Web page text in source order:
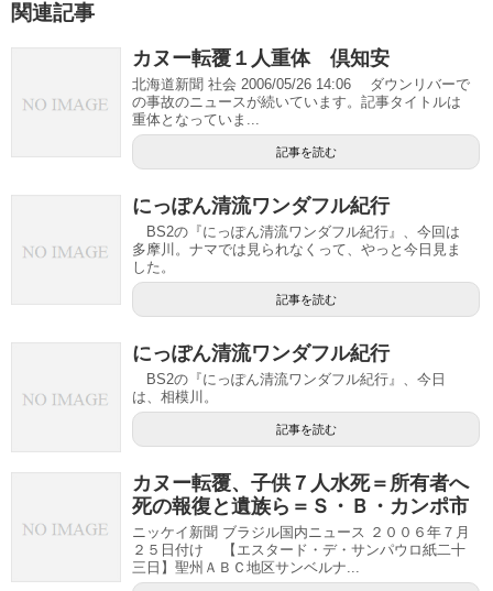
関連記事
カヌー転覆１人重体 倶知安
北海道新聞 社会 2006/05/26 14:06 ダウンリバーで
の事故のニュースが続いています。記事タイトルは
重体となっていま...
記事を読む
にっぽん清流ワンダフル紀行
BS2の『にっぽん清流ワンダフル紀行』、今回は
多摩川。ナマでは見られなくって、やっと今日見ま
した。
記事を読む
にっぽん清流ワンダフル紀行
BS2の『にっぽん清流ワンダフル紀行』、今日
は、相模川。
記事を読む
カヌー転覆、子供７人水死＝所有者へ
死の報復と遺族ら＝Ｓ・Ｂ・カンポ市
ニッケイ新聞 ブラジル国内ニュース ２００６年７月
２５日付け 【エスタード・デ・サンパウロ紙二十
三日】聖州ＡＢＣ地区サンベルナ...